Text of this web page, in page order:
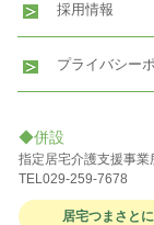
◆併設
指定居宅介護支援事業
TEL029-259-7678
居宅つまさと
採用情報
プライバシーポ